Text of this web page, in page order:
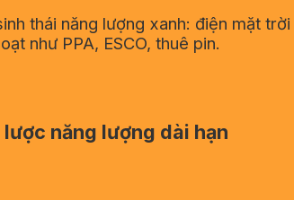
thái năng lượng xanh: điện mặt
như PPA, ESCO, thuê pin.
năng lượng dài hạn